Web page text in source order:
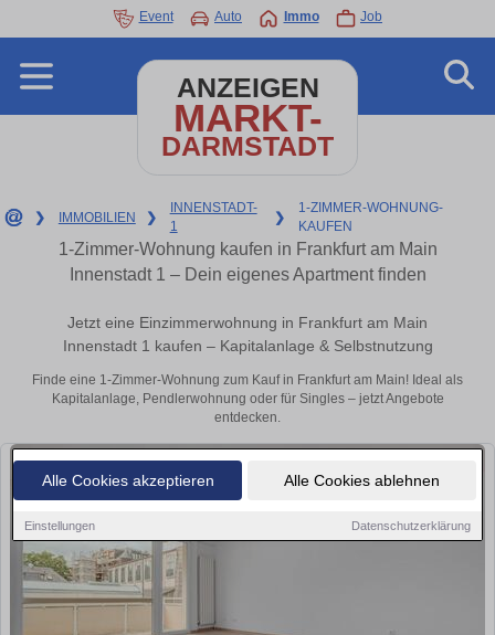
Alle Cookies akzeptieren Alle Cookies ablehnen
Einstellungen Datenschutzerklärung
Event Auto Immo Job
ANZEIGEN
MARKT-
DARMSTADT
❯ IMMOBILIEN ❯
INNENSTADT-
1
❯
1-ZIMMER-WOHNUNG-
KAUFEN
1-Zimmer-Wohnung kaufen in Frankfurt am Main
Innenstadt 1 – Dein eigenes Apartment finden
Jetzt eine Einzimmerwohnung in Frankfurt am Main
Innenstadt 1 kaufen – Kapitalanlage & Selbstnutzung
Finde eine 1-Zimmer-Wohnung zum Kauf in Frankfurt am Main! Ideal als
Kapitalanlage, Pendlerwohnung oder für Singles – jetzt Angebote
entdecken.